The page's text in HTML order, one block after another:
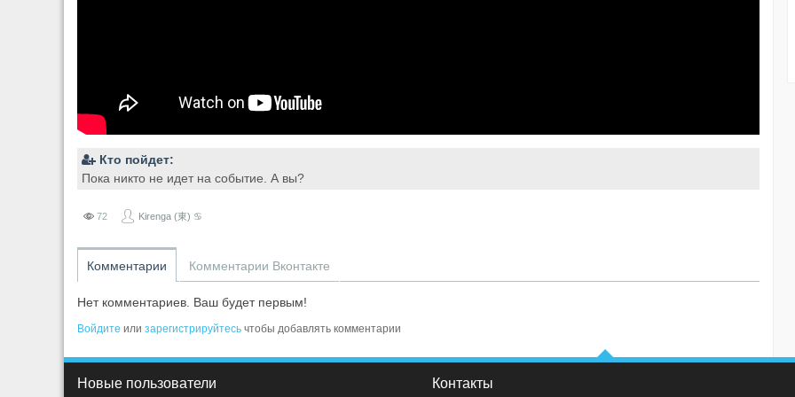
Кто пойдет:
Пока никто не идет на событие. А вы?
72 Kirenga (東) ♋
Комментарии Комментарии Вконтакте
Нет комментариев. Ваш будет первым!
Войдите или зарегистрируйтесь чтобы добавлять комментарии
Новые пользователи Контакты